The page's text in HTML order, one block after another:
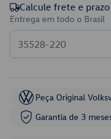
Calcule frete e prazo
Entrega em todo o Brasil
Peça Original
Garantia de 3